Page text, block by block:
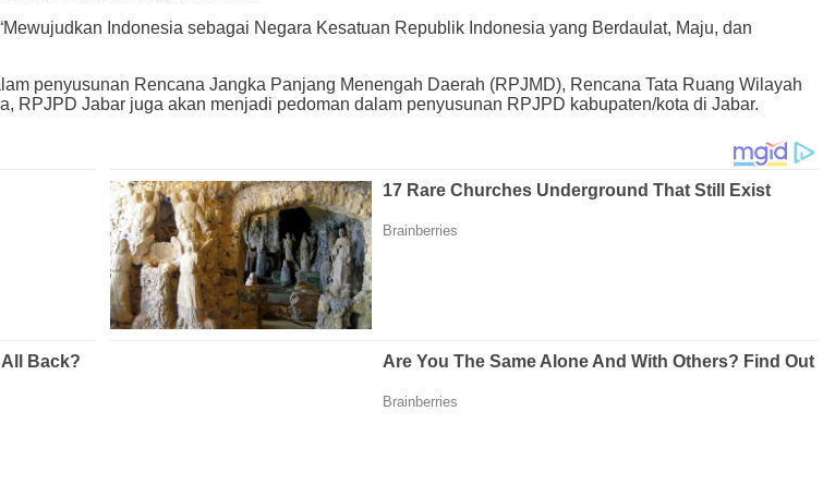
Indonesia sebagai Negara Kesatuan Republik Indonesia yang Berdaulat, Maju, dan
penyusunan Rencana Jangka Panjang Menengah Daerah (RPJMD), Rencana Tata Ruang Wilayah
RPJPD Jabar juga akan menjadi pedoman dalam penyusunan RPJPD kabupaten/kota di Jabar.